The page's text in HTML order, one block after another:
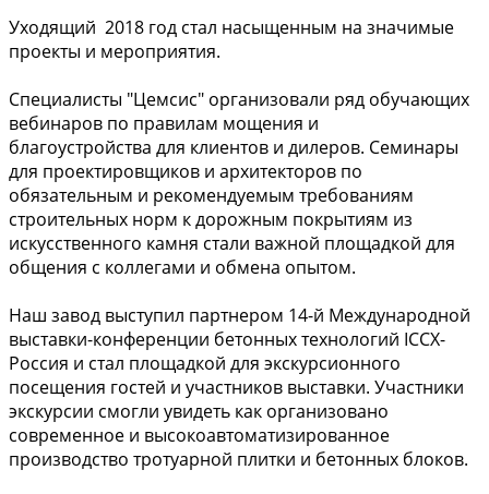
Уходящий 2018 год стал насыщенным на значимые
проекты и мероприятия.
Специалисты "Цемсис" организовали ряд обучающих
вебинаров по правилам мощения и
благоустройства для клиентов и дилеров. Семинары
для проектировщиков и архитекторов по
обязательным и рекомендуемым требованиям
строительных норм к дорожным покрытиям из
искусственного камня стали важной площадкой для
общения с коллегами и обмена опытом.
Наш завод выступил партнером 14-й Международной
выставки-конференции бетонных технологий ICCX-
Россия и стал площадкой для экскурсионного
посещения гостей и участников выставки. Участники
экскурсии смогли увидеть как организовано
современное и высокоавтоматизированное
производство тротуарной плитки и бетонных блоков.